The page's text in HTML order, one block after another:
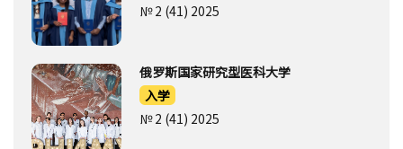
№ 2 (41) 2025
俄罗斯国家研究型医科大学
入学
№ 2 (41) 2025